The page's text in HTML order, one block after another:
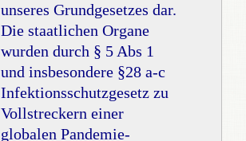
unseres Grundgesetzes dar.
Die staatlichen Organe
wurden durch § 5 Abs 1
und insbesondere §28 a-c
Infektionsschutzgesetz zu
Vollstreckern einer
globalen Pandemie-